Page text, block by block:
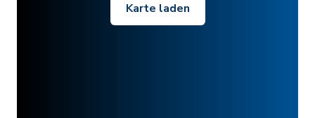
Karte laden